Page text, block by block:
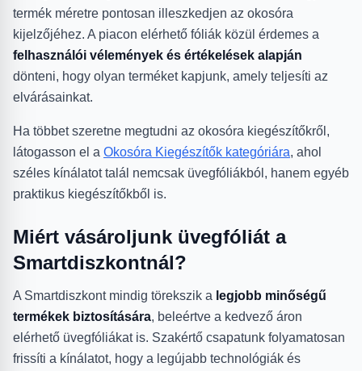
termék méretre pontosan illeszkedjen az okosóra
kijelzőjéhez. A piacon elérhető fóliák közül érdemes a
felhasználói vélemények és értékelések alapján
dönteni, hogy olyan terméket kapjunk, amely teljesíti az
elvárásainkat.
Ha többet szeretne megtudni az okosóra kiegészítőkről,
látogasson el a Okosóra Kiegészítők kategóriára, ahol
széles kínálatot talál nemcsak üvegfóliákból, hanem egyéb
praktikus kiegészítőkből is.
Miért vásároljunk üvegfóliát a
Smartdiszkontnál?
A Smartdiszkont mindig törekszik a legjobb minőségű
termékek biztosítására, beleértve a kedvező áron
elérhető üvegfóliákat is. Szakértő csapatunk folyamatosan
frissíti a kínálatot, hogy a legújabb technológiák és